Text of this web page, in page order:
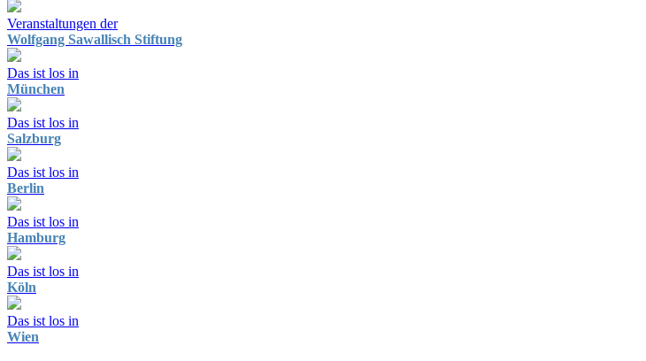
Veranstaltungen der
Wolfgang Sawallisch Stiftung
Das ist los in
München
Das ist los in
Salzburg
Das ist los in
Berlin
Das ist los in
Hamburg
Das ist los in
Köln
Das ist los in
Wien